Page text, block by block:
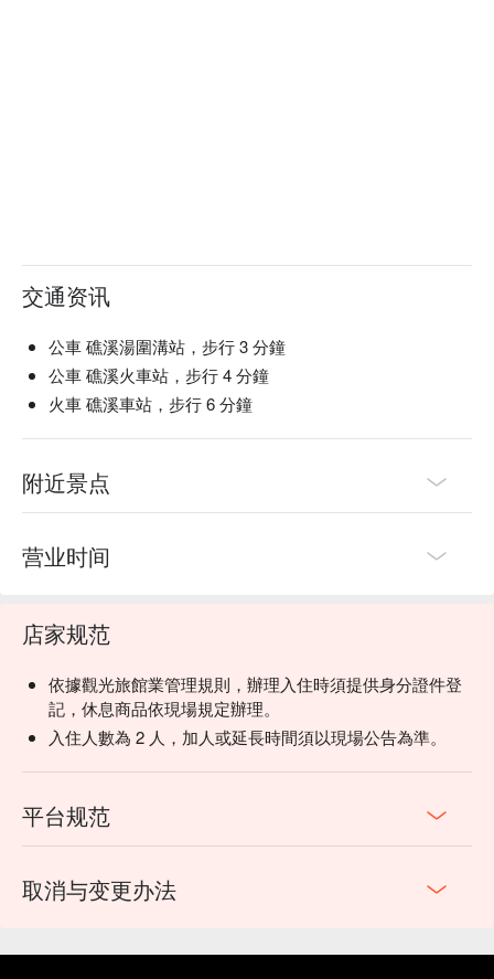
交通资讯
公車 礁溪湯圍溝站，步行 3 分鐘
公車 礁溪火車站，步行 4 分鐘
火車 礁溪車站，步行 6 分鐘
附近景点
营业时间
店家规范
依據觀光旅館業管理規則，辦理入住時須提供身分證件登
記，休息商品依現場規定辦理。
入住人數為 2 人，加人或延長時間須以現場公告為準。
平台规范
取消与变更办法